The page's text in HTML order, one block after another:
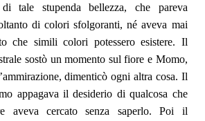
tale stupenda bellezza, che pareva
di colori sfolgoranti, né aveva mai
che simili colori potessero esistere. Il
sostò un momento sul fiore e Momo,
dimenticò ogni altra cosa. Il
appagava il desiderio di qualcosa che
aveva cercato senza saperlo. Poi il